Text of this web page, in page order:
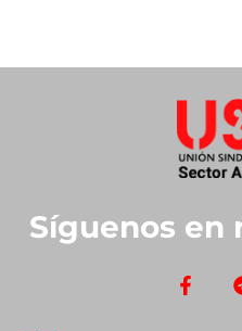
Síguenos en